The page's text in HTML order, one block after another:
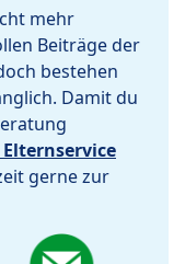
mehr
Beiträge der
bestehen
Damit du
Elternservice
gerne zur